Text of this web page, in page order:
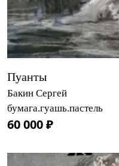
Пуанты
Бакин Сергей
бумага.гуашь.пастель
60 000 ₽